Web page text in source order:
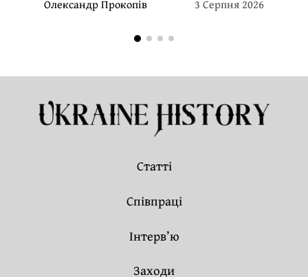
Олександр Прокопів 3 Серпня 2026
Статті
Співпраці
Інтерв’ю
Заходи